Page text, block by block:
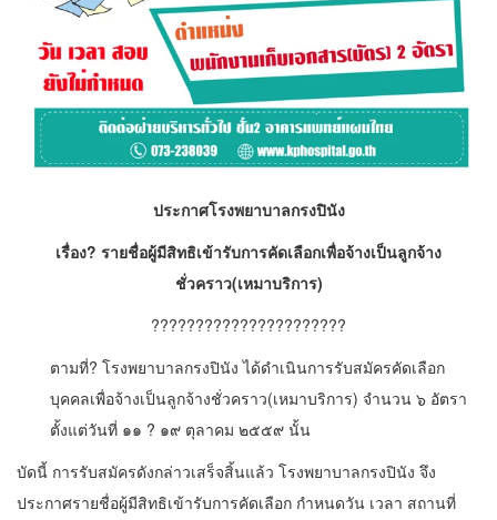
ประกาศโรงพยาบาลกรงปินัง
เรื่อง? รายชื่อผู้มีสิทธิเข้ารับการคัดเลือกเพื่อจ้างเป็นลูกจ้าง
ชั่วคราว(เหมาบริการ)
??????????????????????
ตามที่? โรงพยาบาลกรงปินัง ได้ดำเนินการรับสมัครคัดเลือก
บุคคลเพื่อจ้างเป็นลูกจ้างชั่วคราว(เหมาบริการ) จำนวน ๖ อัตรา
ตั้งแต่วันที่ ๑๑ ? ๑๙ ตุลาคม ๒๕๕๙ นั้น
บัดนี้ การรับสมัครดังกล่าวเสร็จสิ้นแล้ว โรงพยาบาลกรงปินัง จึง
ประกาศรายชื่อผู้มีสิทธิเข้ารับการคัดเลือก กำหนดวัน เวลา สถานที่